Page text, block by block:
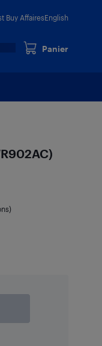
Buy AffairesEnglish
Panier